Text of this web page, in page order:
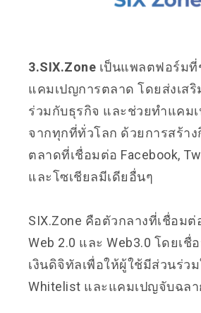
3.SIX.Zone เป็นแพลตฟอร์มที่
แคมเปญการตลาด โดยส่งเส
ร่วมกับธุรกิจ และช่วยทำแคม
จากทุกที่ทั่วโลก ด้วยการสร้าง
ตลาดที่เชื่อมต่อ Facebook,
และโซเชียลมีเดียอื่นๆ
SIX.Zone คือตัวกลางที่เชื่อมต่
Web 2.0 และ Web3.0 โดยเชื่
เงินดิจิทัลเพื่อให้ผู้ใช้มีส่วนร่ว
Whitelist และแคมเปญจับฉล